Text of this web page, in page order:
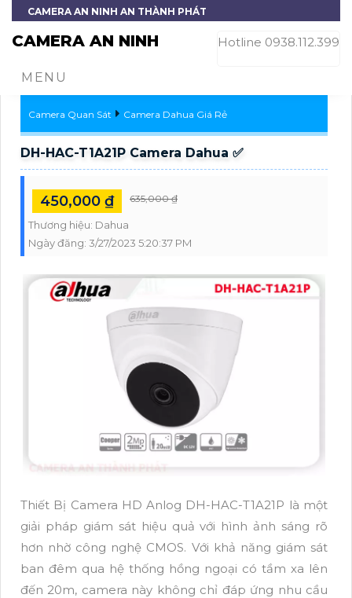
CAMERA AN NINH AN THÀNH PHÁT
CAMERA AN NINH Hotline 0938.112.399
MENU
Camera Quan Sát Camera Dahua Giá Rẻ
DH-HAC-T1A21P Camera Dahua ✅
450,000 ₫ 635,000 ₫
Thương hiệu: Dahua
Ngày đăng: 3/27/2023 5:20:37 PM
Thiết Bị Camera HD Anlog DH-HAC-T1A21P là một
giải pháp giám sát hiệu quả với hình ảnh sáng rõ
hơn nhờ công nghệ CMOS. Với khả năng giám sát
ban đêm qua hệ thống hồng ngoại có tầm xa lên
đến 20m, camera này không chỉ đáp ứng nhu cầu